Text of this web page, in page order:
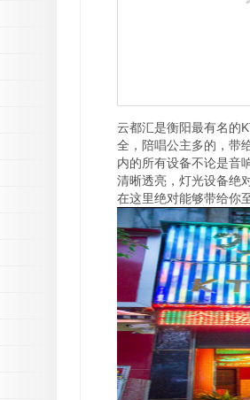
云都汇是衡阳最有名的
全，陪唱公主多的，带
内的所有设备不论是音
清晰透亮，灯光设备绝
在这里绝对能够带给你